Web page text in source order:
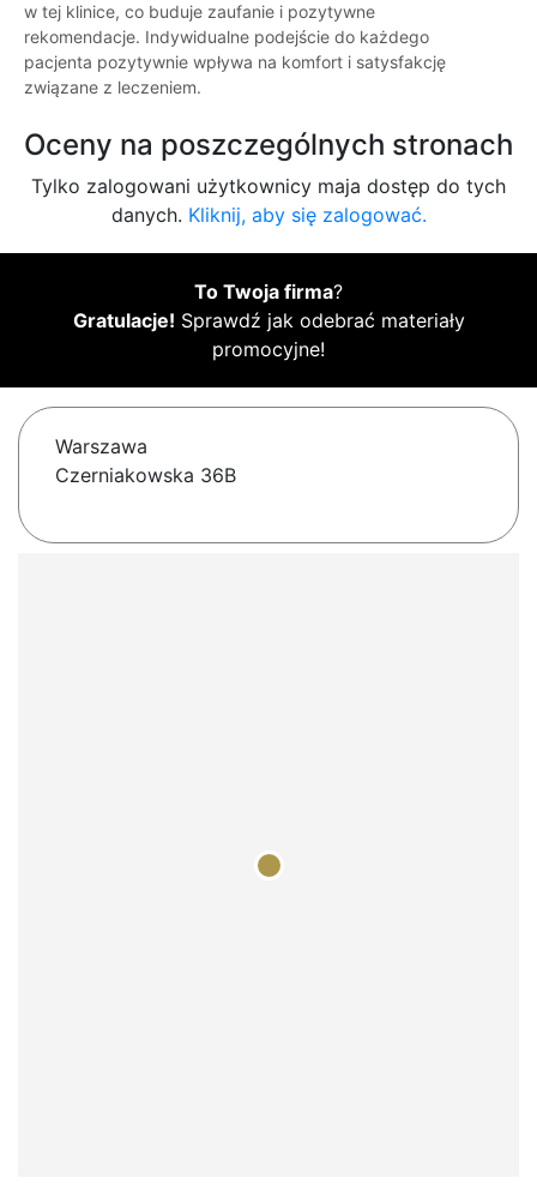
w tej klinice, co buduje zaufanie i pozytywne
rekomendacje. Indywidualne podejście do każdego
pacjenta pozytywnie wpływa na komfort i satysfakcję
związane z leczeniem.
Oceny na poszczególnych stronach
Tylko zalogowani użytkownicy maja dostęp do tych
danych. Kliknij, aby się zalogować.
To Twoja firma?
Gratulacje! Sprawdź jak odebrać materiały
promocyjne!
Warszawa
Czerniakowska 36B